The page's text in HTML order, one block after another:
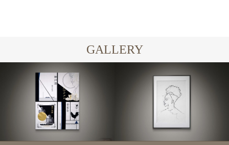
GALLERY
LARGE QUILT WORKS
PORTRAIT & DRAWING